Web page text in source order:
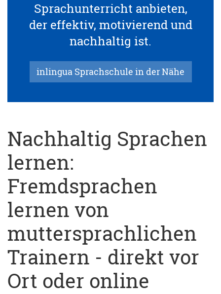
Sprachunterricht anbieten,
der effektiv, motivierend und
nachhaltig ist.
inlingua Sprachschule in der Nähe
Nachhaltig Sprachen
lernen:
Fremdsprachen
lernen von
muttersprachlichen
Trainern - direkt vor
Ort oder online